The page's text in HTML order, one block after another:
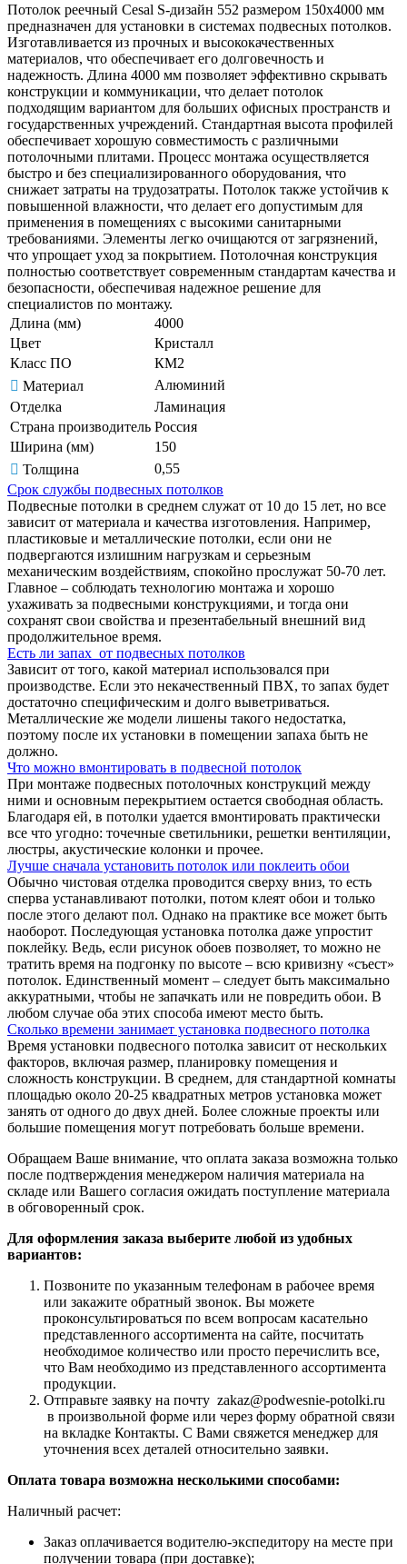
Потолок реечный Cesal S-дизайн 552 размером 150х4000 мм
предназначен для установки в системах подвесных потолков.
Изготавливается из прочных и высококачественных
материалов, что обеспечивает его долговечность и
надежность. Длина 4000 мм позволяет эффективно скрывать
конструкции и коммуникации, что делает потолок
подходящим вариантом для больших офисных пространств и
государственных учреждений. Стандартная высота профилей
обеспечивает хорошую совместимость с различными
потолочными плитами. Процесс монтажа осуществляется
быстро и без специализированного оборудования, что
снижает затраты на трудозатраты. Потолок также устойчив к
повышенной влажности, что делает его допустимым для
применения в помещениях с высокими санитарными
требованиями. Элементы легко очищаются от загрязнений,
что упрощает уход за покрытием. Потолочная конструкция
полностью соответствует современным стандартам качества и
безопасности, обеспечивая надежное решение для
специалистов по монтажу.
Длина (мм)
4000
Цвет
Кристалл
Класс ПО
КМ2
Материал
Алюминий
Отделка
Ламинация
Страна производитель Россия
Ширина (мм)
150
Толщина
0,55
Срок службы подвесных потолков
Подвесные потолки в среднем служат от 10 до 15 лет, но все
зависит от материала и качества изготовления. Например,
пластиковые и металлические потолки, если они не
подвергаются излишним нагрузкам и серьезным
механическим воздействиям, спокойно прослужат 50-70 лет.
Главное – соблюдать технологию монтажа и хорошо
ухаживать за подвесными конструкциями, и тогда они
сохранят свои свойства и презентабельный внешний вид
продолжительное время.
Есть ли запах от подвесных потолков
Зависит от того, какой материал использовался при
производстве. Если это некачественный ПВХ, то запах будет
достаточно специфическим и долго выветриваться.
Металлические же модели лишены такого недостатка,
поэтому после их установки в помещении запаха быть не
должно.
Что можно вмонтировать в подвесной потолок
При монтаже подвесных потолочных конструкций между
ними и основным перекрытием остается свободная область.
Благодаря ей, в потолки удается вмонтировать практически
все что угодно: точечные светильники, решетки вентиляции,
люстры, акустические колонки и прочее.
Лучше сначала установить потолок или поклеить обои
Обычно чистовая отделка проводится сверху вниз, то есть
сперва устанавливают потолки, потом клеят обои и только
после этого делают пол. Однако на практике все может быть
наоборот. Последующая установка потолка даже упростит
поклейку. Ведь, если рисунок обоев позволяет, то можно не
тратить время на подгонку по высоте – всю кривизну «съест»
потолок. Единственный момент – следует быть максимально
аккуратными, чтобы не запачкать или не повредить обои. В
любом случае оба этих способа имеют место быть.
Сколько времени занимает установка подвесного потолка
Время установки подвесного потолка зависит от нескольких
факторов, включая размер, планировку помещения и
сложность конструкции. В среднем, для стандартной комнаты
площадью около 20-25 квадратных метров установка может
занять от одного до двух дней. Более сложные проекты или
большие помещения могут потребовать больше времени.
Обращаем Ваше внимание, что оплата заказа возможна только
после подтверждения менеджером наличия материала на
складе или Вашего согласия ожидать поступление материала
в обговоренный срок.
Для оформления заказа выберите любой из удобных
вариантов:
Позвоните по указанным телефонам в рабочее время
или закажите обратный звонок. Вы можете
проконсультироваться по всем вопросам касательно
представленного ассортимента на сайте, посчитать
необходимое количество или просто перечислить все,
что Вам необходимо из представленного ассортимента
продукции.
Отправьте заявку на почту zakaz@podwesnie-potolki.ru
в произвольной форме или через форму обратной связи
на вкладке Контакты. С Вами свяжется менеджер для
уточнения всех деталей относительно заявки.
Оплата товара возможна несколькими способами:
Наличный расчет:
Заказ оплачивается водителю-экспедитору на месте при
получении товара (при доставке);